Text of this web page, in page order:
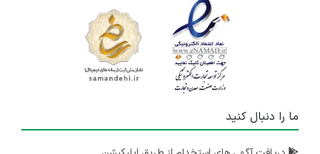
ما را دنبال کنید